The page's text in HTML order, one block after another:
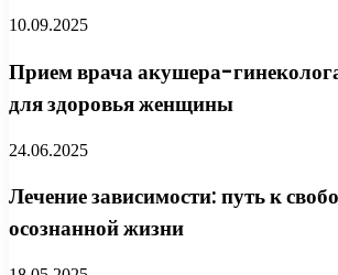
10.09.2025
Прием врача акушера-
для здоровья женщины
24.06.2025
Лечение зависимости: путь к
осознанной жизни